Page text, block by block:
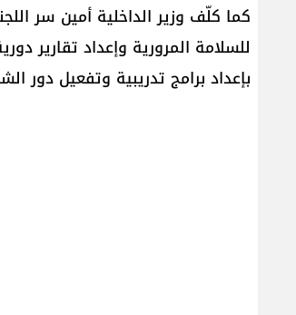
كما كلّف وزير الداخلية أمين سر
للسلامة المرورية وإعداد تقارير
بإعداد برامج تدريبية وتفعيل دور